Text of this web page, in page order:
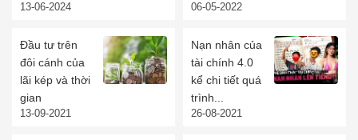
13-06-2024 06-05-2022
Đầu tư trên
đôi cánh của
lãi kép và thời
gian
13-09-2021
Nạn nhân của
tài chính 4.0
kể chi tiết quá
trình...
26-08-2021